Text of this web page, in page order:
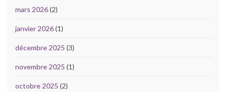
mars 2026(2)
janvier 2026(1)
décembre 2025 (3)
novembre 2025 (1)
octobre 2025 (2)